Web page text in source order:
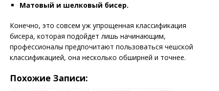
Матовый и шелковый бисер.
Конечно, это совсем уж упрощенная классификация
бисера, которая подойдет лишь начинающим,
профессионалы предпочитают пользоваться чешской
классификацией, она несколько обширней и точнее.
Похожие Записи: